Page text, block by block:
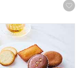
登録する
ロフ 4個[HFX-01A]
堂 パリ凱旋(21個入